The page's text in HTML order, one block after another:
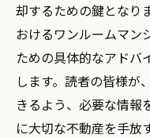
却するための鍵となり
おけるワンルームマン
ための具体的なアドバ
します。読者の皆様が
きるよう、必要な情報
に大切な不動産を手放